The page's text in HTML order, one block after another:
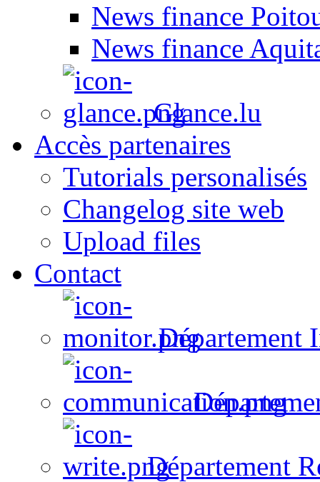
News finance
News finance
Glance.lu
Accès partenaires
Tutorials personalisés
Changelog site web
Upload files
Contact
Département
Département